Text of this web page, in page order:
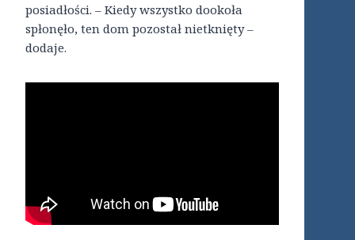
posiadłości. – Kiedy wszystko dookoła
spłonęło, ten dom pozostał nietknięty –
dodaje.